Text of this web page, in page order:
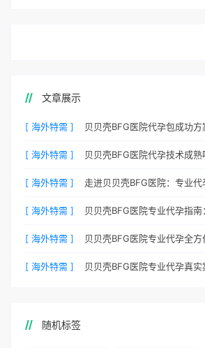
文章展示
[ 海外特需 ]
[ 海外特需 ]
[ 海外特需 ]
[ 海外特需 ]
[ 海外特需 ]
[ 海外特需 ]
随机标签